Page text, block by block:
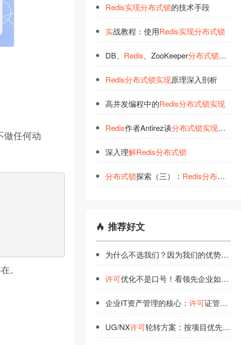
做任何动
。
Redis实现分布式锁的技术手段
实战教程：使用Redis实现分布式锁
DB、 Redis 、ZooKeeper分布式锁设计
Redis分布式锁实现原理深入剖析
高并发编程中的Redis分布式锁实现
Redis作者Antirez谈分布式锁实现与缺陷
深入理解Redis分布式锁
分布式锁探索（三）： Redis分布式
推荐好文
为什么不选我们？因为我们的优势不只是技术雄厚
许可优化不是口号！看领先企业如何实现软件授权价值最大化
企业IT资产管理的核心： 许可证管理的战略价值
UG/NX许可轮转方案：按项目优先级分配，空闲自动流转